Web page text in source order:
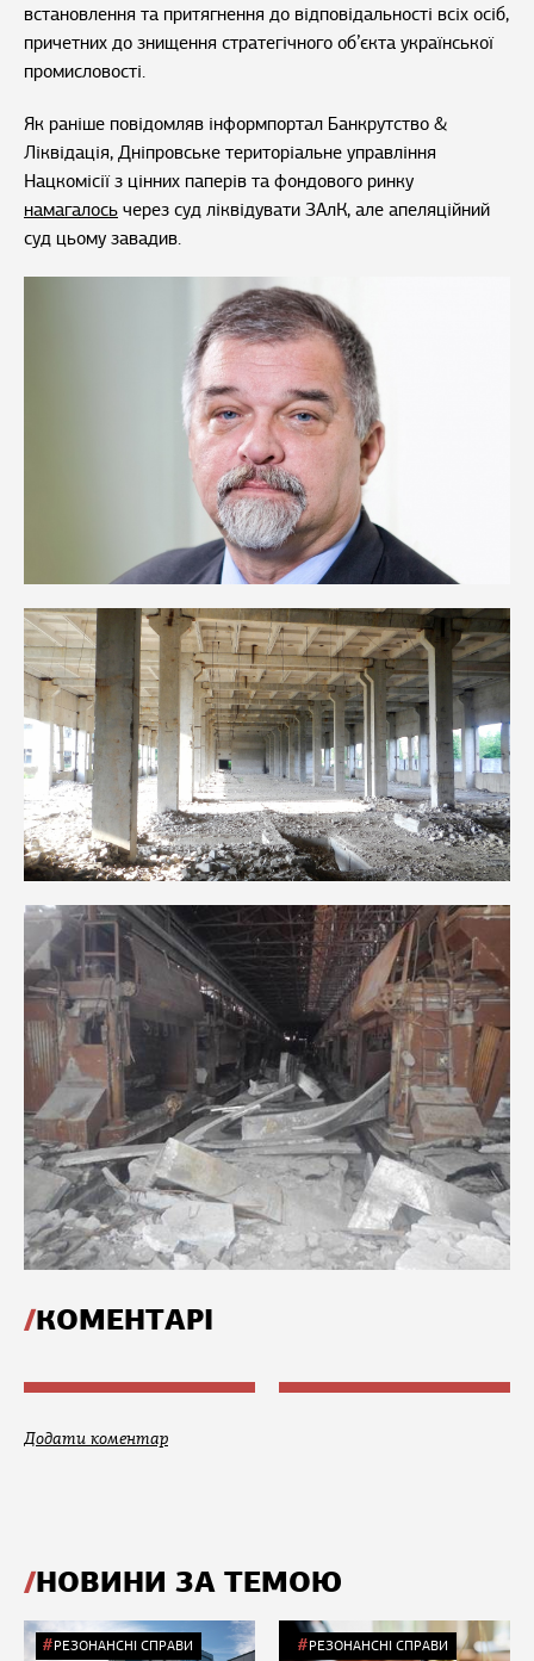
встановлення та притягнення до відповідальності всіх осіб,
причетних до знищення стратегічного об’єкта української
промисловості.
Як раніше повідомляв інформпортал Банкрутство &
Ліквідація, Дніпровське територіальне управління
Нацкомісії з цінних паперів та фондового ринку
намагалось через суд ліквідувати ЗАлК, але апеляційний
суд цьому завадив.
КОМЕНТАРІ
Додати коментар
НОВИНИ ЗА ТЕМОЮ
РЕЗОНАНСНІ СПРАВИ РЕЗОНАНСНІ СПРАВИ